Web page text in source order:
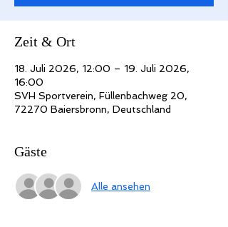
Zeit & Ort
18. Juli 2026, 12:00 – 19. Juli 2026,
16:00
SVH Sportverein, Füllenbachweg 20,
72270 Baiersbronn, Deutschland
Gäste
Alle ansehen